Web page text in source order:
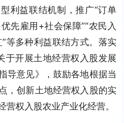
利益联结机制，推广“订单
先雇用+社会保障”“农民入
等多种利益联结方式。落实
于开展土地经营权入股发展
导意见》，鼓励各地根据当
，创新土地经营权入股的实
权入股农业产业化经营。